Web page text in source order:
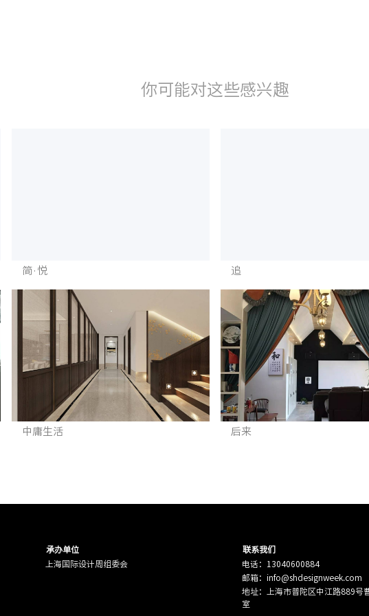
你可能对这些感兴趣
简·悦 追
中庸生活 后来
承办单位
联系我们
上海国际设计周组委会
电话：13040600884
邮箱：info@shdesignweek.com
地址：上海市普陀区中江路889号
室